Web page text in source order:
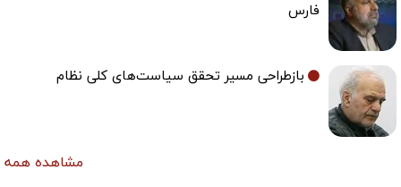
فارس
بازطراحی مسیر تحقق سیاست‌های کلی نظام
مشاهده همه